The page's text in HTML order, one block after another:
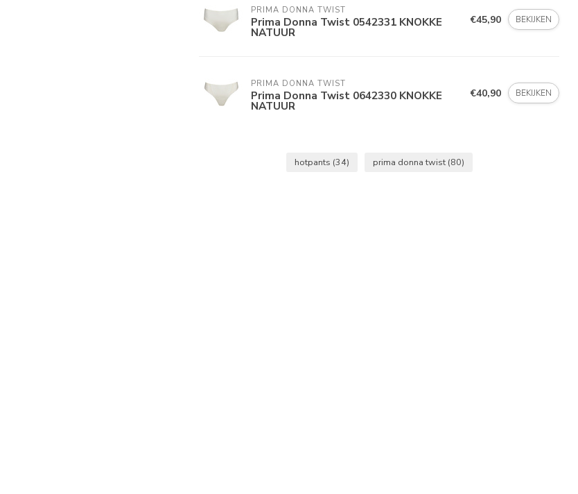
PRIMA DONNA TWIST
Prima Donna Twist 0542331 KNOKKE
NATUUR
€45,90 BEKIJKEN
PRIMA DONNA TWIST
Prima Donna Twist 0642330 KNOKKE
NATUUR
€40,90 BEKIJKEN
hotpants (34) prima donna twist (80)